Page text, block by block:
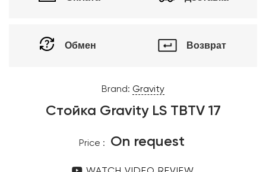
Обмен Возврат
Brand: Gravity
Стойка Gravity LS TBTV 17
Price : On request